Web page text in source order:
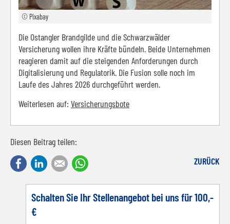
© Pixabay
Die Ostangler Brandgilde und die Schwarzwälder
Versicherung wollen ihre Kräfte bündeln. Beide Unternehmen
reagieren damit auf die steigenden Anforderungen durch
Digitalisierung und Regulatorik. Die Fusion solle noch im
Laufe des Jahres 2026 durchgeführt werden.
Weiterlesen auf: Versicherungsbote
Diesen Beitrag teilen:
FacebookLinkedInE-mail ZURÜCK
Schalten Sie Ihr Stellenangebot bei uns für 100,-
€